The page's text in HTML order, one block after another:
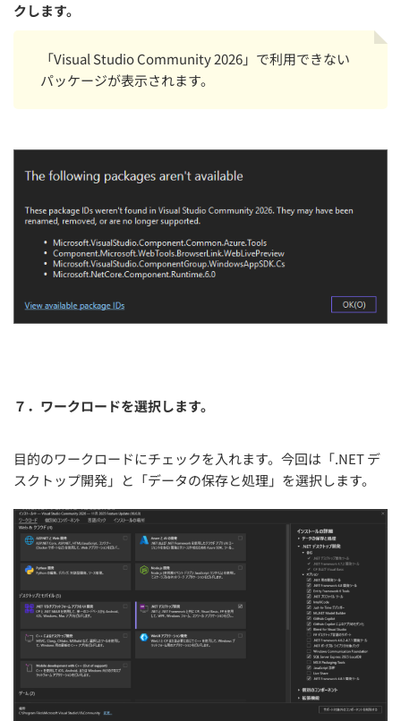
クします。
「Visual Studio Community 2026」で利用できない
パッケージが表示されます。
７．ワークロードを選択します。
目的のワークロードにチェックを入れます。今回は「.NET デ
スクトップ開発」と「データの保存と処理」を選択します。